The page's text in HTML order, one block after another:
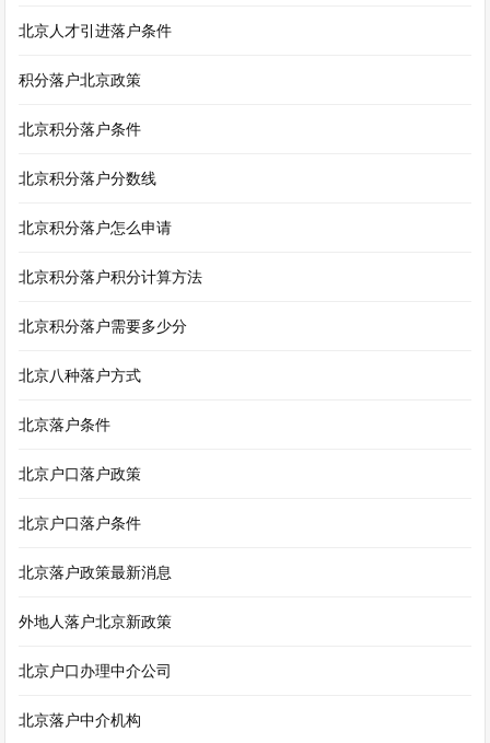
北京人才引进落户条件
积分落户北京政策
北京积分落户条件
北京积分落户分数线
北京积分落户怎么申请
北京积分落户积分计算方法
北京积分落户需要多少分
北京八种落户方式
北京落户条件
北京户口落户政策
北京户口落户条件
北京落户政策最新消息
外地人落户北京新政策
北京户口办理中介公司
北京落户中介机构